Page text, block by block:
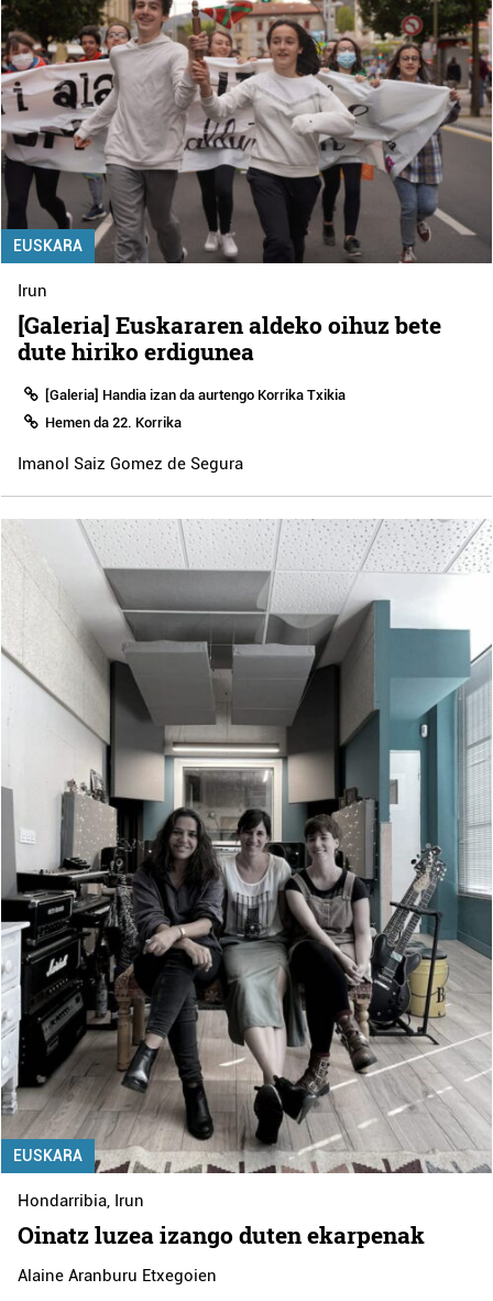
EUSKARA
Irun
[Galeria] Euskararen aldeko oihuz bete
dute hiriko erdigunea
[Galeria] Handia izan da aurtengo Korrika Txikia
Hemen da 22. Korrika
Imanol Saiz Gomez de Segura
EUSKARA
Hondarribia, Irun
Oinatz luzea izango duten ekarpenak
Alaine Aranburu Etxegoien